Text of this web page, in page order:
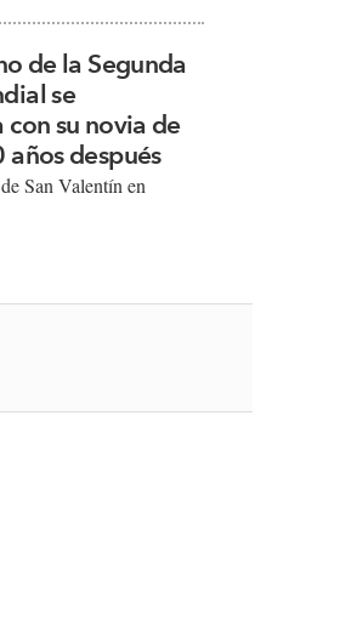
de la Segunda
se
con su novia de
años después
San Valentín en